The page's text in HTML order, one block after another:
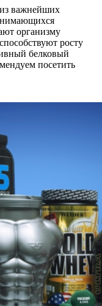
важнейших
организму
росту
белковый
посетить